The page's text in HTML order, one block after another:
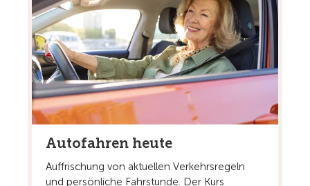
Autofahren heute
Auffrischung von aktuellen Verkehrsregeln
und persönliche Fahrstunde. Der Kurs